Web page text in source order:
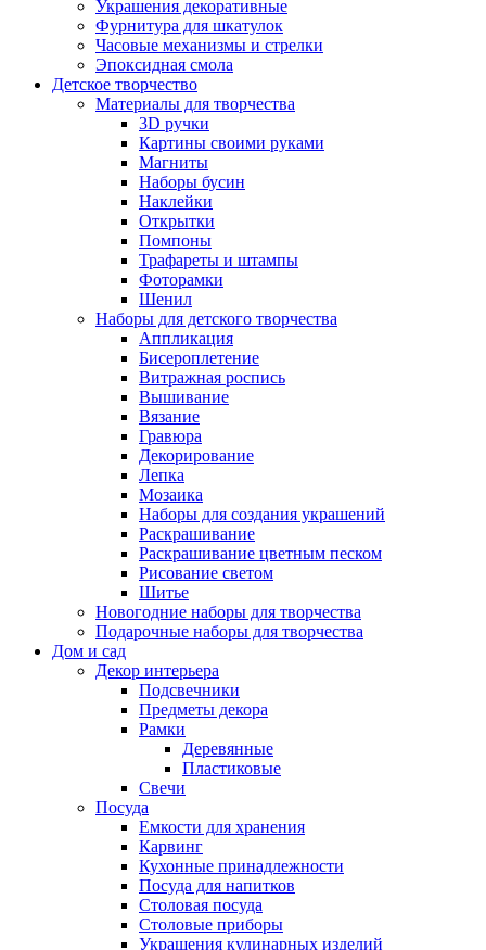
Украшения декоративные
Фурнитура для шкатулок
Часовые механизмы и стрелки
Эпоксидная смола
Детское творчество
Материалы для творчества
3D ручки
Картины своими руками
Магниты
Наборы бусин
Наклейки
Открытки
Помпоны
Трафареты и штампы
Фоторамки
Шенил
Наборы для детского творчества
Аппликация
Бисероплетение
Витражная роспись
Вышивание
Вязание
Гравюра
Декорирование
Лепка
Мозаика
Наборы для создания украшений
Раскрашивание
Раскрашивание цветным песком
Рисование светом
Шитье
Новогодние наборы для творчества
Подарочные наборы для творчества
Дом и сад
Декор интерьера
Подсвечники
Предметы декора
Рамки
Деревянные
Пластиковые
Свечи
Посуда
Емкости для хранения
Карвинг
Кухонные принадлежности
Посуда для напитков
Столовая посуда
Столовые приборы
Украшения кулинарных изделий